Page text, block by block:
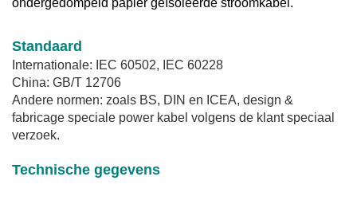
ondergedompeld papier geïsoleerde stroomkabel.
Standaard
Internationale: IEC 60502, IEC 60228
China: GB/T 12706
Andere normen: zoals BS, DIN en ICEA, design &
fabricage speciale power kabel volgens de klant speciaal
verzoek.
Technische gegevens